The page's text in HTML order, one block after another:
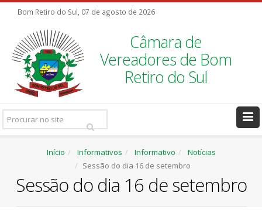
Bom Retiro do Sul, 07 de agosto de 2026
Câmara de
Vereadores de Bom
Retiro do Sul
Pesquisar
Ir
Início Informativos Informativo
Notícias
Sessão do dia 16 de setembro
Sessão do dia 16 de setembro